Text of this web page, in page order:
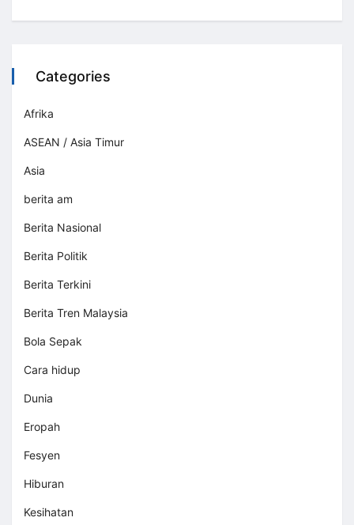
Categories
Afrika
ASEAN / Asia Timur
Asia
berita am
Berita Nasional
Berita Politik
Berita Terkini
Berita Tren Malaysia
Bola Sepak
Cara hidup
Dunia
Eropah
Fesyen
Hiburan
Kesihatan